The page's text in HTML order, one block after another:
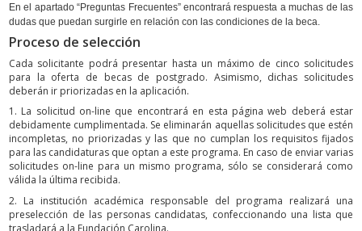
En el apartado “Preguntas Frecuentes” encontrará respuesta a muchas de las
dudas que puedan surgirle en relación con las condiciones de la beca.
Proceso de selección
Cada solicitante podrá presentar hasta un máximo de cinco solicitudes
para la oferta de becas de postgrado. Asimismo, dichas solicitudes
deberán ir priorizadas en la aplicación.
1. La solicitud on-line que encontrará en esta página web deberá estar
debidamente cumplimentada. Se eliminarán aquellas solicitudes que estén
incompletas, no priorizadas y las que no cumplan los requisitos fijados
para las candidaturas que optan a este programa. En caso de enviar varias
solicitudes on-line para un mismo programa, sólo se considerará como
válida la última recibida.
2. La institución académica responsable del programa realizará una
preselección de las personas candidatas, confeccionando una lista que
trasladará a la Fundación Carolina.